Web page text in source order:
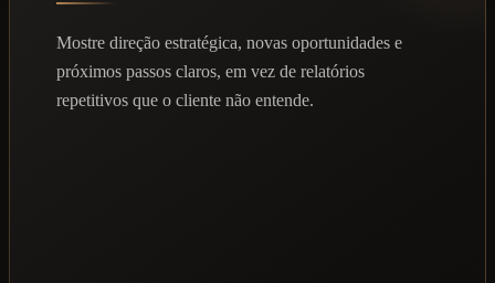
Mostre direção estratégica, novas oportunidades e
próximos passos claros, em vez de relatórios
repetitivos que o cliente não entende.